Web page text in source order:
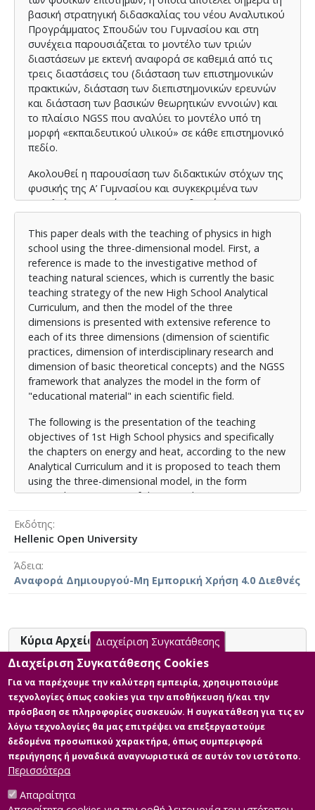
βασική στρατηγική διδασκαλίας του νέου Αναλυτικού
Προγράμματος Σπουδών του Γυμνασίου και στη
συνέχεια παρουσιάζεται το μοντέλο των τριών
διαστάσεων με εκτενή αναφορά σε καθεμιά από τις
τρεις διαστάσεις του (διάσταση των επιστημονικών
πρακτικών, διάσταση των διεπιστημονικών ερευνών
και διάσταση των βασικών θεωρητικών εννοιών) και
το πλαίσιο NGSS που αναλύει το μοντέλο υπό τη
μορφή «εκπαιδευτικού υλικού» σε κάθε επιστημονικό
πεδίο.
Ακολουθεί η παρουσίαση των διδακτικών στόχων της
φυσικής της Α’ Γυμνασίου και συγκεκριμένα των
κεφαλαίων της ενέργειας και της θερμότητας,
και προτείνεται η διδασκαλία τους με τη χρήση του
μοντέλου των τριών διαστάσεων, υπό τη μορφή
ολοκληρωμένων σημειώσεων θεωρίας και
δραστηριοτήτων.
This paper deals with the teaching of physics in high
school using the three-dimensional model. First, a
reference is made to the investigative method of
teaching natural sciences, which is currently the basic
teaching strategy of the new High School Analytical
Curriculum, and then the model of the three
dimensions is presented with extensive reference to
each of its three dimensions (dimension of scientific
practices, dimension of interdisciplinary research and
dimension of basic theoretical concepts) and the NGSS
framework that analyzes the model in the form of
"educational material" in each scientific field.
The following is the presentation of the teaching
objectives of 1st High School physics and specifically
the chapters on energy and heat, according to the new
Analytical Curriculum and it is proposed to teach them
using the three-dimensional model, in the form
comprehensive notes of theory and activities.
Εκδότης
Hellenic Open University
Άδεια
Αναφορά Δημιουργού-Μη Εμπορική Χρήση 4.0 Διεθνές
Κύρια Αρχεία Διατριβής
ΜΙΑ ΔΙΔΑΚΤΙΚΗ ΠΡΟΤΑΣΗ ΓΙΑ ΤΗ
ΔΙΔΑΣΚΑΛΙΑ ΤΗΣ ΕΝΕΡΓΕΙΑΣ ΚΑΙ
ΤΗΣ ΘΕΡΜΟΤΗΤΑΣ – ΘΕΡΜΟ-
ΚΡΑΣΙΑΣ ΣΤΟ ΠΛΑΙΣΙΟ ΤΟΥ
ΜΟΝΤΕΛΟΥ ΤΩΝ ΤΡΙΩΝ
ΔΙΑΣΤΑΣΕΩΝ
Περιγραφή: ΜΠΑΛΩΜΕΝΟΥ.pdf
Διαχείριση Συγκατάθεσης
Διαχείριση Συγκατάθεσης Cookies
Για να παρέχουμε την καλύτερη εμπειρία, χρησιμοποιούμε
τεχνολογίες όπως cookies για την αποθήκευση ή/και την
πρόσβαση σε πληροφορίες συσκευών. Η συγκατάθεση για τις εν
λόγω τεχνολογίες θα μας επιτρέψει να επεξεργαστούμε
δεδομένα προσωπικού χαρακτήρα, όπως συμπεριφορά
περιήγησης ή μοναδικά αναγνωριστικά σε αυτόν τον ιστότοπο.
Περισσότερα
Απαραίτητα